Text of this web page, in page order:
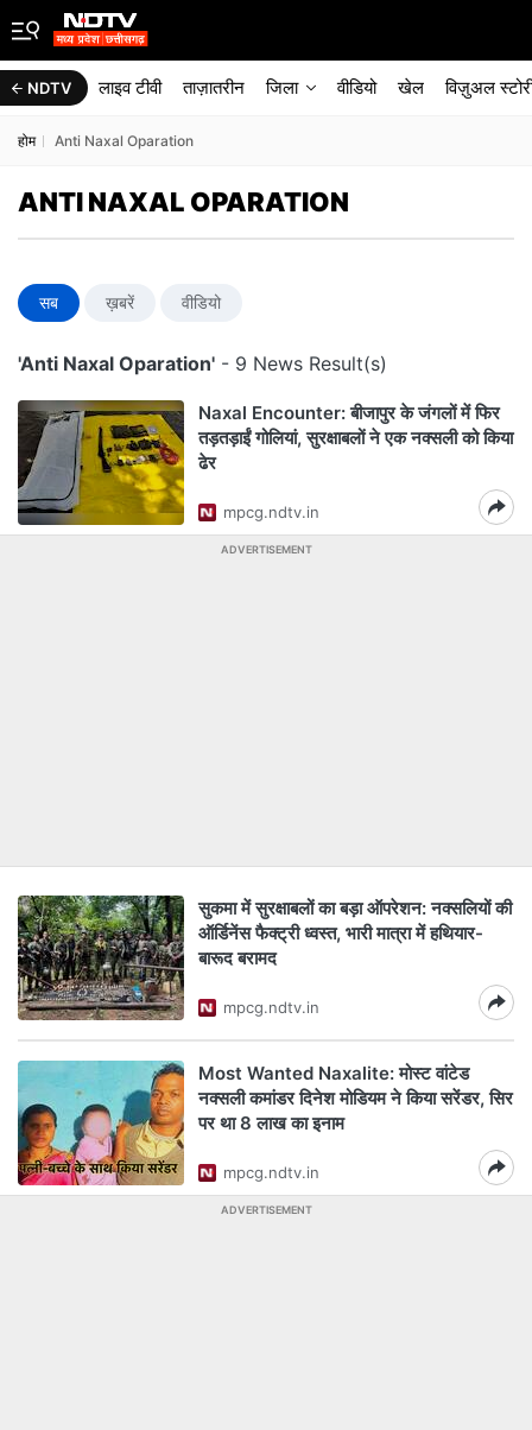
NDTV लाइव टीवी ताज़ातरीन जिला वीडियो खेल विज़ुअल
होम Anti Naxal Oparation
ANTI NAXAL OPARATION
सब ख़बरें वीडियो
'Anti Naxal Oparation' - 9 News Result(s)
Naxal Encounter: बीजापुर के जंगलों में फिर
तड़तड़ाईं गोलियां, सुरक्षाबलों ने एक नक्सली को किया
ढेर
mpcg.ndtv.in
ADVERTISEMENT
सुकमा में सुरक्षाबलों का बड़ा ऑपरेशन: नक्सलियों की
ऑर्डिनेंस फैक्ट्री ध्वस्त, भारी मात्रा में हथियार-
बारूद बरामद
mpcg.ndtv.in
Most Wanted Naxalite: मोस्ट वांटेड
नक्सली कमांडर दिनेश मोडियम ने किया सरेंडर, सिर
पर था 8 लाख का इनाम
mpcg.ndtv.in
ADVERTISEMENT